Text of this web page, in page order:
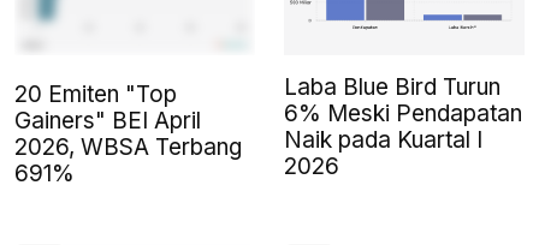
20 Emiten "Top
Gainers" BEI April
2026, WBSA Terbang
691%
Laba Blue Bird Turun
6% Meski Pendapatan
Naik pada Kuartal I
2026